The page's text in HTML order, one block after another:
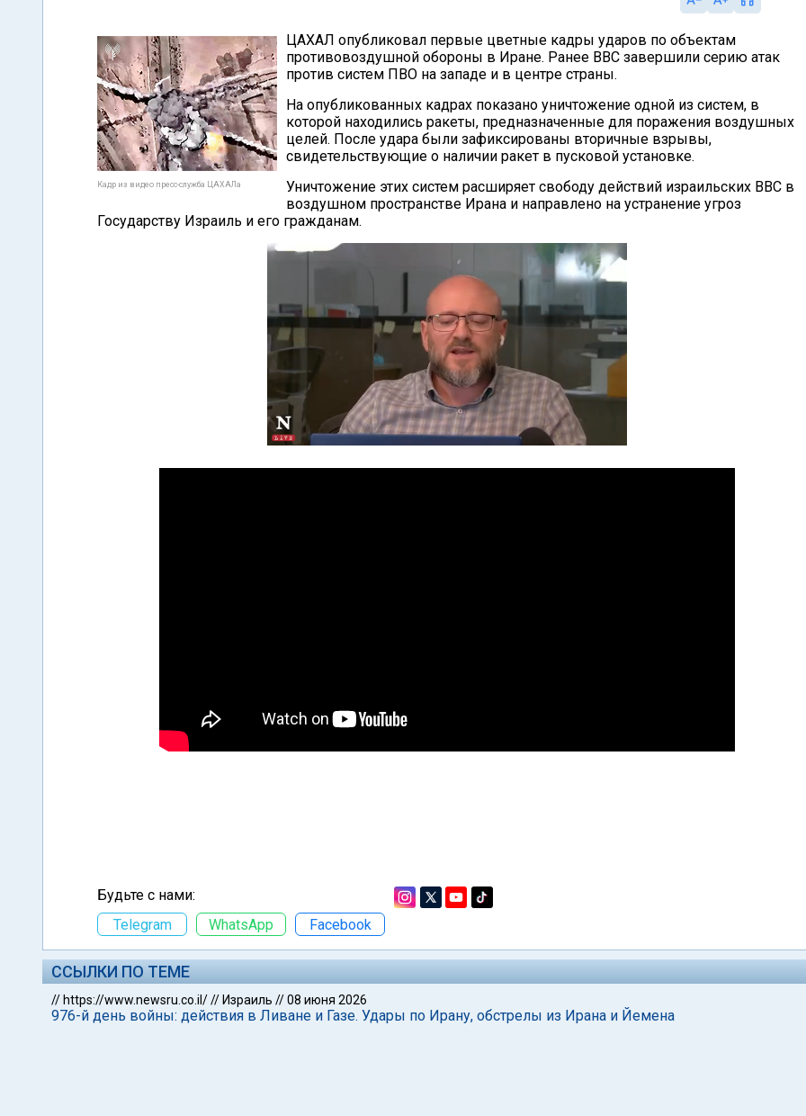
Кадр из видео пресс-служба ЦАХАЛа
ЦАХАЛ опубликовал первые цветные кадры ударов по объектам
противовоздушной обороны в Иране. Ранее ВВС завершили серию атак
против систем ПВО на западе и в центре страны.
На опубликованных кадрах показано уничтожение одной из систем, в
которой находились ракеты, предназначенные для поражения воздушных
целей. После удара были зафиксированы вторичные взрывы,
свидетельствующие о наличии ракет в пусковой установке.
Уничтожение этих систем расширяет свободу действий израильских ВВС в
воздушном пространстве Ирана и направлено на устранение угроз
Государству Израиль и его гражданам.
Будьте с нами:
Telegram
WhatsApp Facebook
ССЫЛКИ ПО ТЕМЕ
// https://www.newsru.co.il/// Израиль //08 июня 2026
976-й день войны: действия в Ливане и Газе. Удары по Ирану, обстрелы из Ирана и Йемена